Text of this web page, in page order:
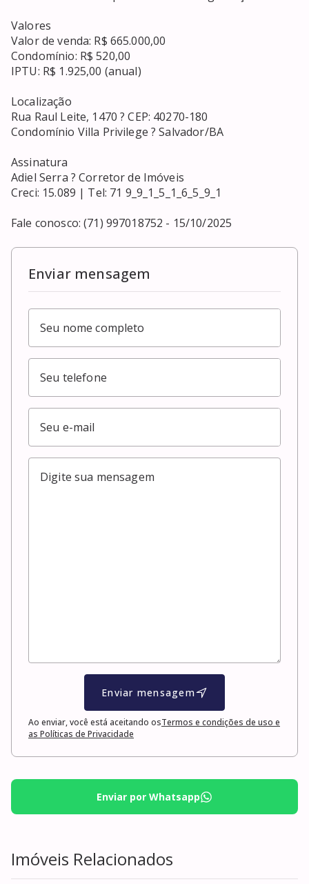
Valores
Valor de venda: R$ 665.000,00
Condomínio: R$ 520,00
IPTU: R$ 1.925,00 (anual)
Localização
Rua Raul Leite, 1470 ? CEP: 40270-180
Condomínio Villa Privilege ? Salvador/BA
Assinatura
Adiel Serra ? Corretor de Imóveis
Creci: 15.089 | Tel: 71 9_9_1_5_1_6_5_9_1
Fale conosco: (71) 997018752 - 15/10/2025
Enviar mensagem
Enviar mensagem
Ao enviar, você está aceitando osTermos e condições de uso e
as Políticas de Privacidade
Enviar por Whatsapp
Imóveis Relacionados